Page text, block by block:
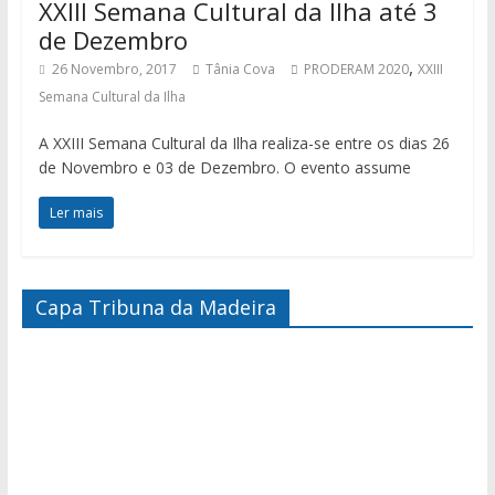
XXIII Semana Cultural da Ilha até 3
de Dezembro
26 Novembro, 2017 Tânia Cova PRODERAM 2020, XXIII
Semana Cultural da Ilha
A XXIII Semana Cultural da Ilha realiza-se entre os dias 26
de Novembro e 03 de Dezembro. O evento assume
Ler mais
Capa Tribuna da Madeira